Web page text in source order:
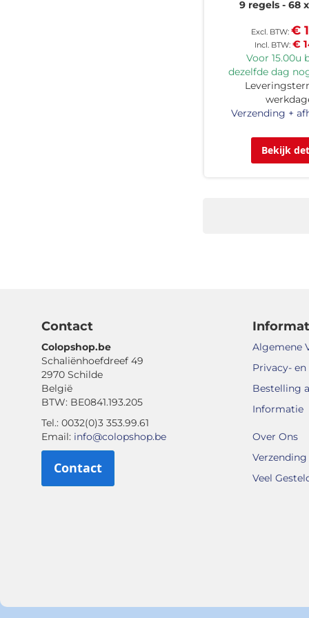
9 regels 68
€
€
Voor 15.00u
dezelfde dag
Verzending +
Bekijk
Contact
Colopshop.be
Schaliënhoefdreef 49
2970 Schilde
België
BTW: BE0841.193.205
Tel.: 0032(0)3 353.99.61
Email: info@colopshop.be
Contact
Algemene
Privacy-
Bestelling
Informatie
Over Ons
Veel